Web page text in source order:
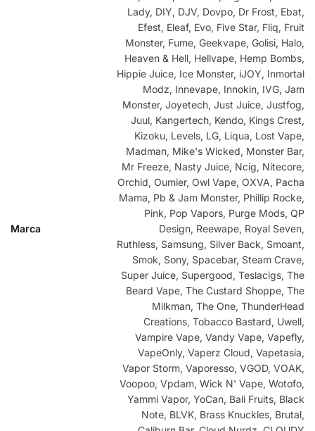
Marca
Lady, DIY, DJV, Dovpo, Dr Frost, Ebat,
Efest, Eleaf, Evo, Five Star, Fliq, Fruit
Monster, Fume, Geekvape, Golisi, Halo,
Heaven & Hell, Hellvape, Hemp Bombs,
Hippie Juice, Ice Monster, iJOY, Inmortal
Modz, Innevape, Innokin, IVG, Jam
Monster, Joyetech, Just Juice, Justfog,
Juul, Kangertech, Kendo, Kings Crest,
Kizoku, Levels, LG, Liqua, Lost Vape,
Madman, Mike's Wicked, Monster Bar,
Mr Freeze, Nasty Juice, Ncig, Nitecore,
Orchid, Oumier, Owl Vape, OXVA, Pacha
Mama, Pb & Jam Monster, Phillip Rocke,
Pink, Pop Vapors, Purge Mods, QP
Design, Reewape, Royal Seven,
Ruthless, Samsung, Silver Back, Smoant,
Smok, Sony, Spacebar, Steam Crave,
Super Juice, Supergood, Teslacigs, The
Beard Vape, The Custard Shoppe, The
Milkman, The One, ThunderHead
Creations, Tobacco Bastard, Uwell,
Vampire Vape, Vandy Vape, Vapefly,
VapeOnly, Vaperz Cloud, Vapetasia,
Vapor Storm, Vaporesso, VGOD, VOAK,
Voopoo, Vpdam, Wick N' Vape, Wotofo,
Yammi Vapor, YoCan, Bali Fruits, Black
Note, BLVK, Brass Knuckles, Brutal,